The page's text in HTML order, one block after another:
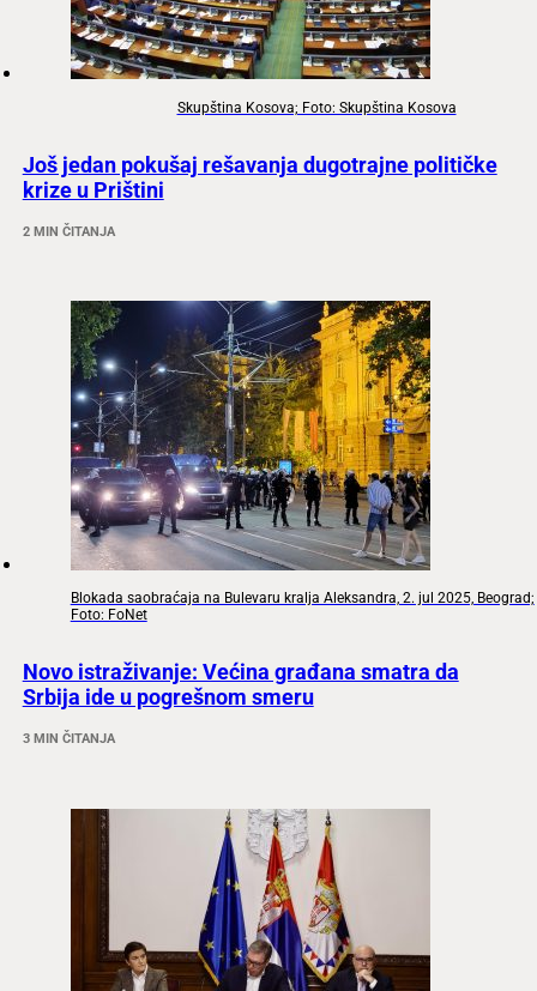
Skupština Kosova; Foto: Skupština Kosova
Još jedan pokušaj rešavanja dugotrajne političke
krize u Prištini
2 MIN ČITANJA
Blokada saobraćaja na Bulevaru kralja Aleksandra, 2. jul 2025, Beograd;
Foto: FoNet
Novo istraživanje: Većina građana smatra da
Srbija ide u pogrešnom smeru
3 MIN ČITANJA